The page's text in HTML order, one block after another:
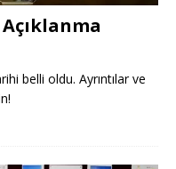
Açıklanma
belli oldu. Ayrıntılar ve